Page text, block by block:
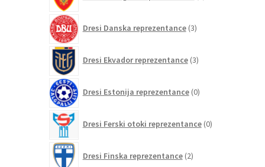
Dresi Danska reprezentance 3izdelki
Dresi Ekvador reprezentance 3izdelki
Dresi Estonija reprezentance 0izdelkov
Dresi Ferski otoki reprezentance 0izdelkov
Dresi Finska reprezentance 2izdelka